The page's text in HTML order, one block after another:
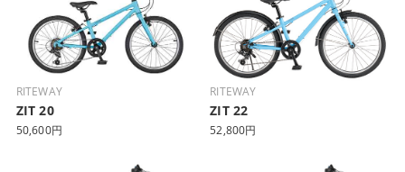
RITEWAY
ZIT 20
50,600円
RITEWAY
ZIT 22
52,800円